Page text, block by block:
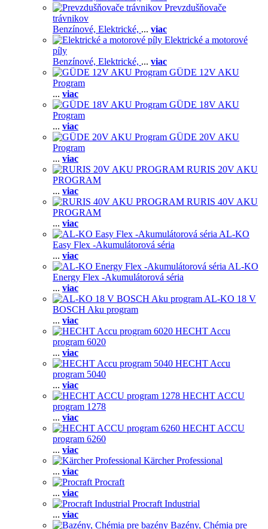
Prevzdušňovače
trávnikov
Benzínové, Elektrické, ... viac
Elektrické a motorové
píly
Benzínové, Elektrické, ... viac
GÜDE 12V AKU
Program
... viac
GÜDE 18V AKU
Program
... viac
GÜDE 20V AKU
Program
... viac
RURIS 20V AKU
PROGRAM
... viac
RURIS 40V AKU
PROGRAM
... viac
AL-KO
Easy Flex -Akumulátorová séria
... viac
AL-KO
Energy Flex -Akumulátorová séria
... viac
AL-KO 18 V
BOSCH Aku program
... viac
HECHT Accu
program 6020
... viac
HECHT Accu
program 5040
... viac
HECHT ACCU
program 1278
... viac
HECHT ACCU
program 6260
... viac
Kärcher Professional
... viac
Procraft
... viac
Procraft Industrial
... viac
Bazény, Chémia pre